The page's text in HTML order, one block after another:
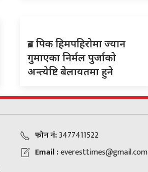
ब्रड पिक हिमपहिरोमा ज्यान
गुमाएका निर्मल पुर्जाको
अन्त्येष्टि बेलायतमा हुने
फोन नं:3477411522
Email :everesttimes@gmail.com